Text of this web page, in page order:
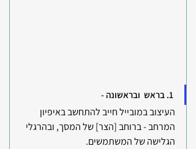
1. בראש  ובראשונה -
העיצוב במובייל חייב להתחשב באיפיון
המרחב - ברוחב [הצר] של המסך, ובהרגלי
הגלישה של המשתמשים.